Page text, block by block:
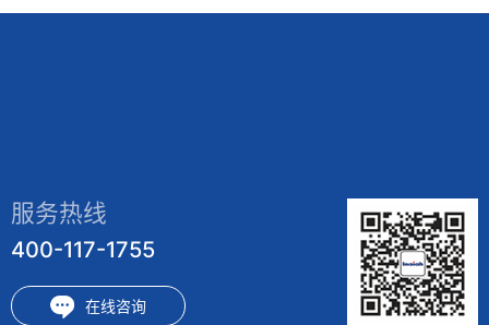
服务热线
400-117-1755
在线咨询